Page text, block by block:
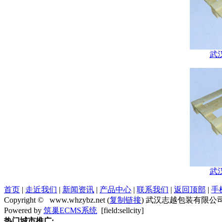
武
武
首页 | 走近我们 | 新闻资讯 | 产品中心 | 联系我们 | 返回顶部 | 手
Copyright © www.whzybz.net (复制链接) 武汉志越包装有限公
Powered by 筑巢ECMS系统 [field:sellcity]